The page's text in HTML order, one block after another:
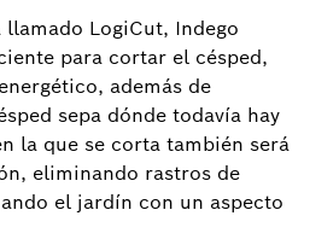
LogiCut, Indego
para cortar el césped,
además de
sepa dónde todavía hay
la que se corta también será
eliminando rastros de
el jardín con un aspecto